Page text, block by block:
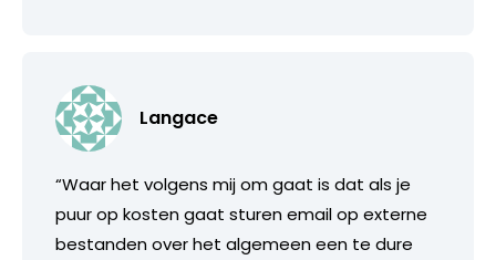
Langace
“Waar het volgens mij om gaat is dat als je
puur op kosten gaat sturen email op externe
bestanden over het algemeen een te dure